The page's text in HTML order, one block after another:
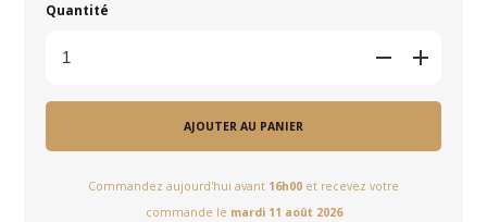
Quantité
AJOUTER AU PANIER
Commandez aujourd'hui avant 16h00 et recevez votre
commande le mardi 11 août 2026